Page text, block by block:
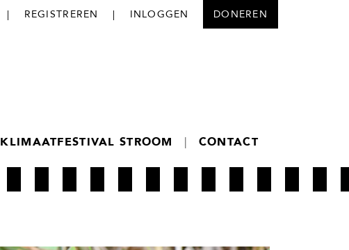
| REGISTREREN | INLOGGEN DONEREN
KLIMAATFESTIVAL STROOM | CONTACT